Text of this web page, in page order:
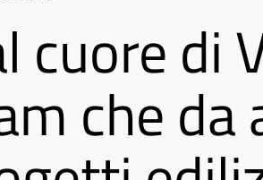
cuore di
che da